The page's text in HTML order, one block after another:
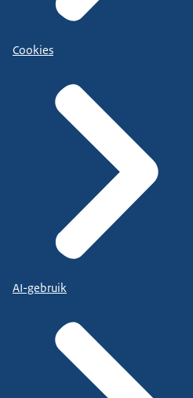
Cookies
AI-gebruik